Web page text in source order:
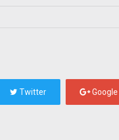
Twitter Google